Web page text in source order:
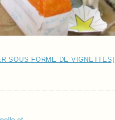
SOUS FORME DE VIGNETTES]